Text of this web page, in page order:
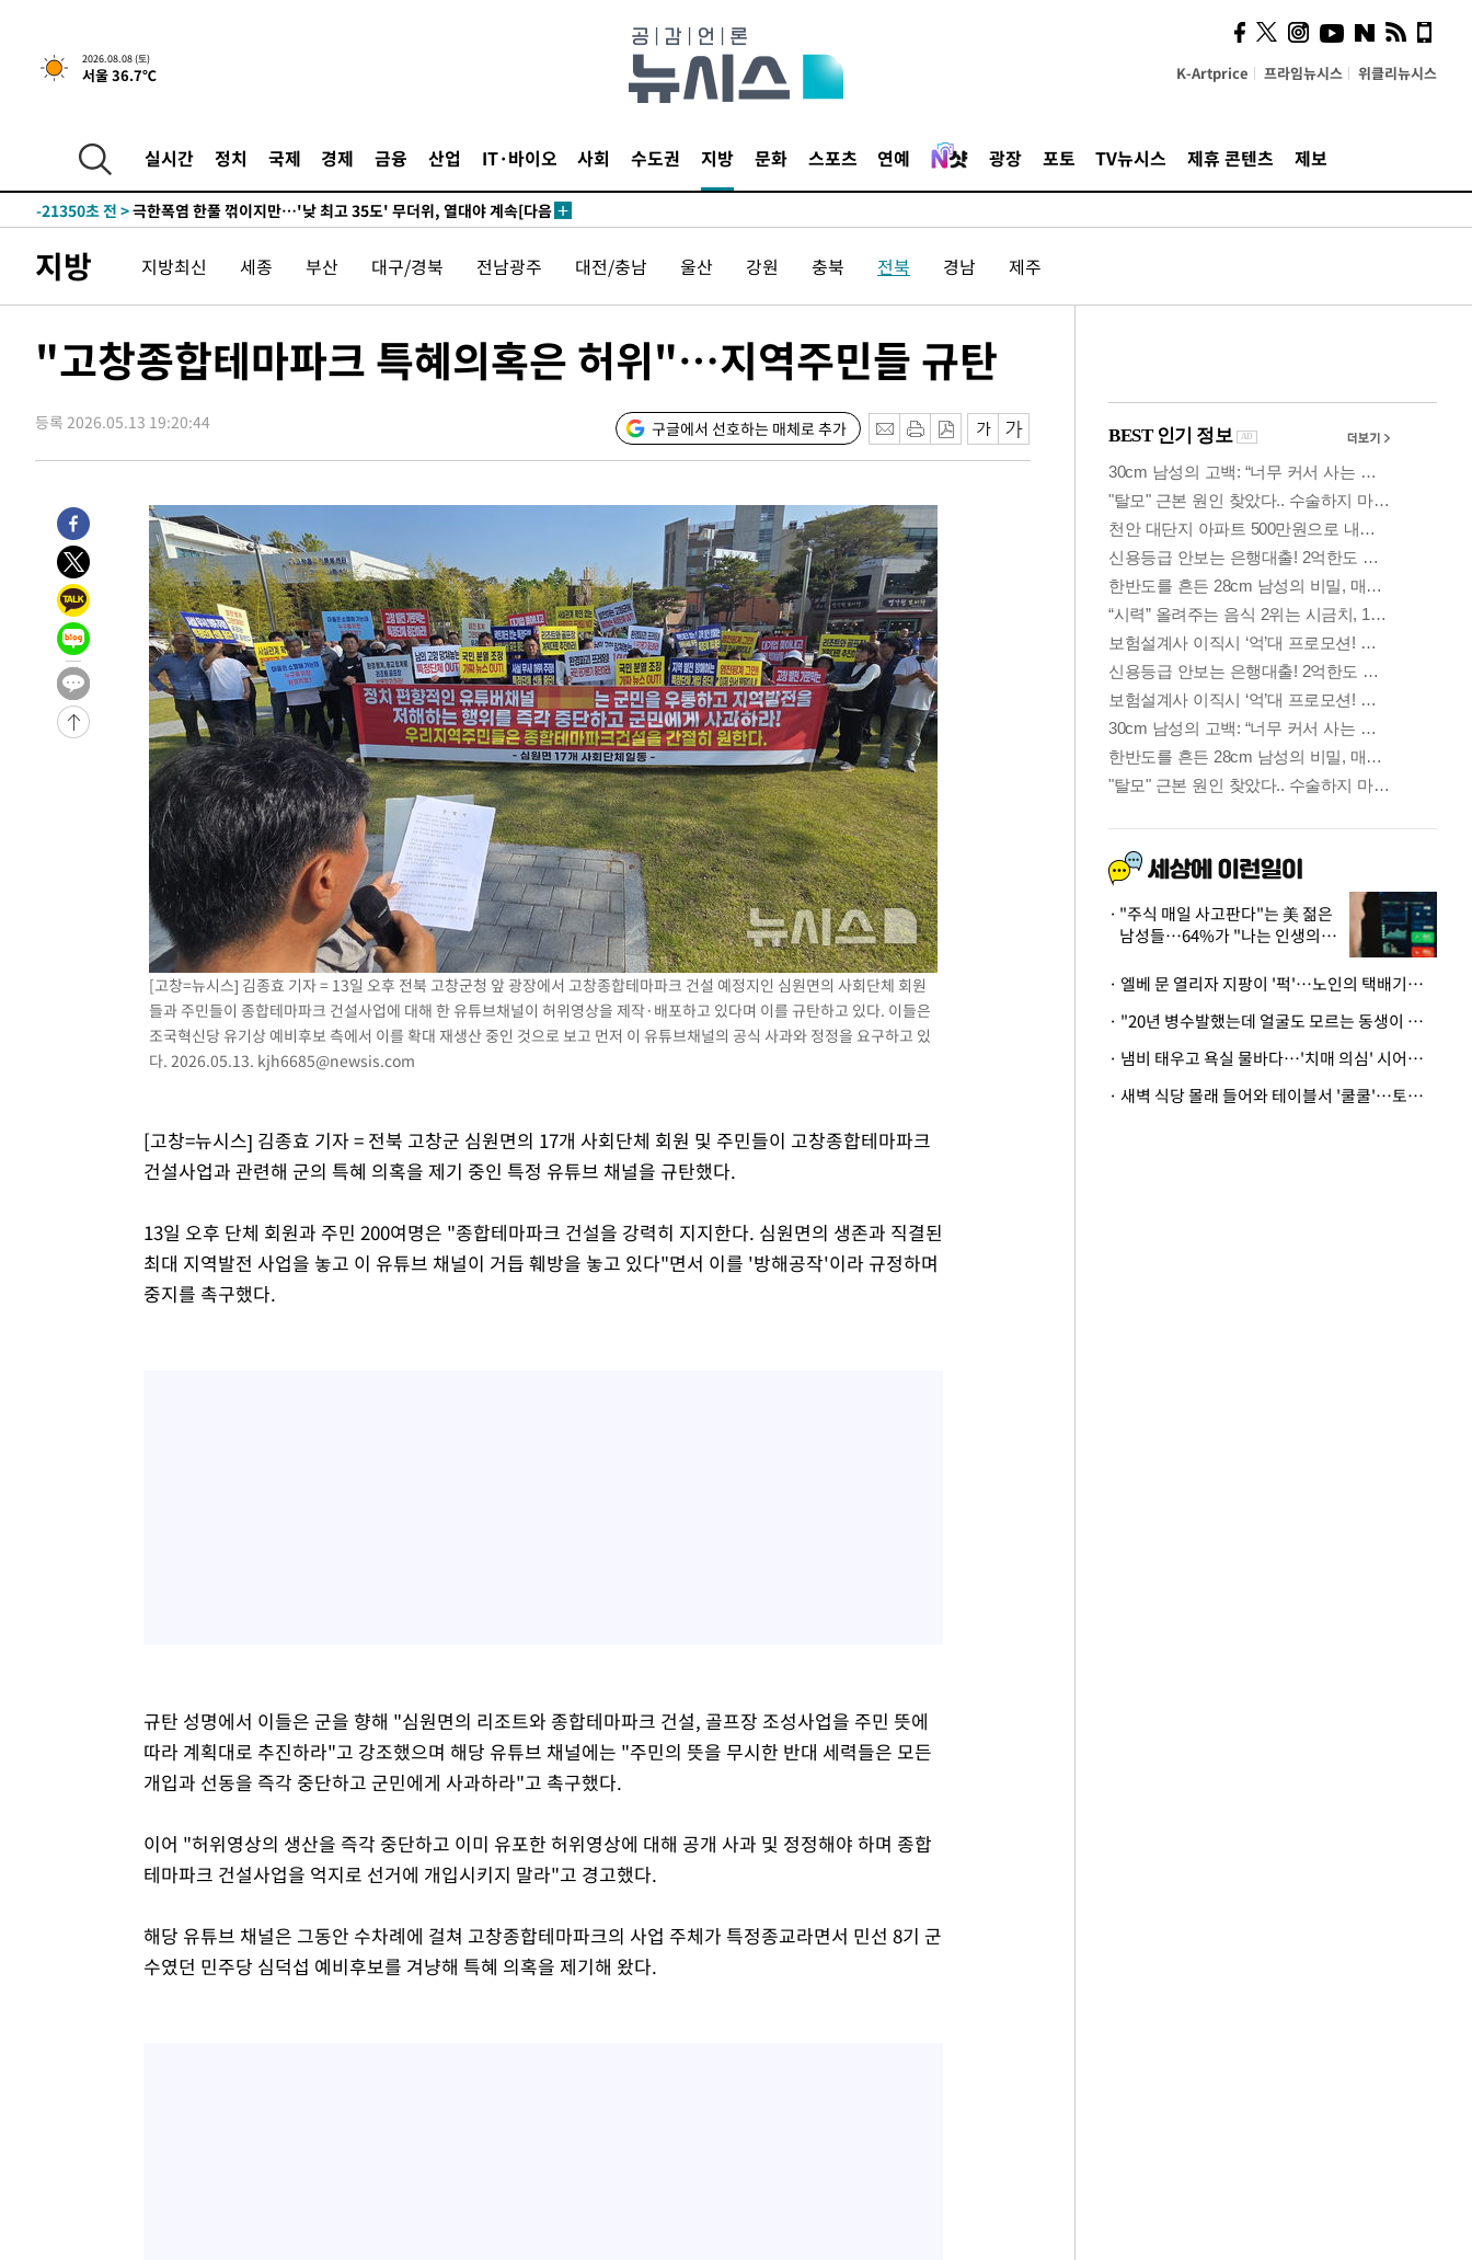
2026.08.08 (토)
서울 36.7℃ K-Artprice 프라임뉴시스 위클리뉴시스
실시간 정치 국제 경제 금융 산업 IT·바이오 사회 수도권 지방 문화 스포츠 연예 광장 포토 TV뉴시스 제휴 콘텐츠 제보
22분 전 >[속보]뉴욕증시 상승 마감…S&P 0.6% 나스닥 1.3%↑
-30503초 전 >백운산서 80년근 천종산삼 9뿌리 발견…감정가 1.3억원
-25747초 전 >
남자 농구, 나고야 아시안게임서 '홈팀' 일본과 한일전
-25123초 전 >
-21350초 전 >극한폭염 한풀 꺾이지만…'낮 최고 35도' 무더위, 열대야 계속[다음
-16885초 전 >
[속보]'압수수색·성접대 논란' 축구협회 "실망과 걱정 안겨드려 죄
-5506초 전 >'최고 37도' 폭염 지속…강원동해안 최대 150㎜ 비
-30503초 전 >백운산서 80년근 천종산삼 9뿌리 발견…감정가 1.3억원
-25747초 전 >남자 농구, 나고야 아시안게임서 '홈팀' 일본과 한일전
-25123초 전 >여수 오동도 해상서 모터보트 전복…1명 사망·1명 실종
주 날씨]
-18368초 전 >
축구협회 "압수수색·성접대 논란 사과…쇄신의 기회로 삼겠다"
-16885초 전 >
[속보]'압수수색·성접대 논란' 축구협회 "실망과 걱정 안겨드려 죄
송"
-5506초 전 >
'최고 37도' 폭염 지속…강원동해안 최대 150㎜ 비
22분 전 >
[속보]뉴욕증시 상승 마감…S&P 0.6% 나스닥 1.3%↑
지방 지방최신 세종 부산 대구/경북 전남광주 대전/충남 울산 강원 충북 전북 경남 제주
"고창종합테마파크 특혜의혹은 허위"…지역주민들 규탄
등록 2026.05.13 19:20:44 구글에서 선호하는 매체로 추가
[고창=뉴시스] 김종효 기자 = 13일 오후 전북 고창군청 앞 광장에서 고창종합테마파크 건설 예정지인 심원면의 사회단체 회원
들과 주민들이 종합테마파크 건설사업에 대해 한 유튜브채널이 허위영상을 제작·배포하고 있다며 이를 규탄하고 있다. 이들은
조국혁신당 유기상 예비후보 측에서 이를 확대 재생산 중인 것으로 보고 먼저 이 유튜브채널의 공식 사과와 정정을 요구하고 있
다. 2026.05.13. kjh6685@newsis.com
[고창=뉴시스] 김종효 기자 = 전북 고창군 심원면의 17개 사회단체 회원 및 주민들이 고창종합테마파크
건설사업과 관련해 군의 특혜 의혹을 제기 중인 특정 유튜브 채널을 규탄했다.
13일 오후 단체 회원과 주민 200여명은 "종합테마파크 건설을 강력히 지지한다. 심원면의 생존과 직결된
최대 지역발전 사업을 놓고 이 유튜브 채널이 거듭 훼방을 놓고 있다"면서 이를 '방해공작'이라 규정하며
중지를 촉구했다.
규탄 성명에서 이들은 군을 향해 "심원면의 리조트와 종합테마파크 건설, 골프장 조성사업을 주민 뜻에
따라 계획대로 추진하라"고 강조했으며 해당 유튜브 채널에는 "주민의 뜻을 무시한 반대 세력들은 모든
개입과 선동을 즉각 중단하고 군민에게 사과하라"고 촉구했다.
이어 "허위영상의 생산을 즉각 중단하고 이미 유포한 허위영상에 대해 공개 사과 및 정정해야 하며 종합
테마파크 건설사업을 억지로 선거에 개입시키지 말라"고 경고했다.
해당 유튜브 채널은 그동안 수차례에 걸쳐 고창종합테마파크의 사업 주체가 특정종교라면서 민선 8기 군
수였던 민주당 심덕섭 예비후보를 겨냥해 특혜 의혹을 제기해 왔다.
사이 해답 찾았죠"…알을
깨고 나온 '초자아'
"주식 매일 사고판다"는 美 젊은
남성들…64%가 "나는 인생의
· 엘베 문 열리자 지팡이 '퍽'…노인의 택배기사 폭행 이유
· "20년 병수발했는데 얼굴도 모르는 동생이 유산 절반을"…배다른 형제 상속권 있을까
· 냄비 태우고 욕실 물바다…'치매 의심' 시어머니 검사 권유했다가 '날벼락'
· 새벽 식당 몰래 들어와 테이블서 '쿨쿨'…토사물 남기고 사라진 남성